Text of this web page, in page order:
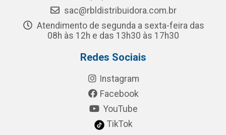
sac@rbldistribuidora.com.br
Atendimento de segunda a sexta-feira das
08h às 12h e das 13h30 às 17h30
Redes Sociais
Instagram
Facebook
YouTube
TikTok